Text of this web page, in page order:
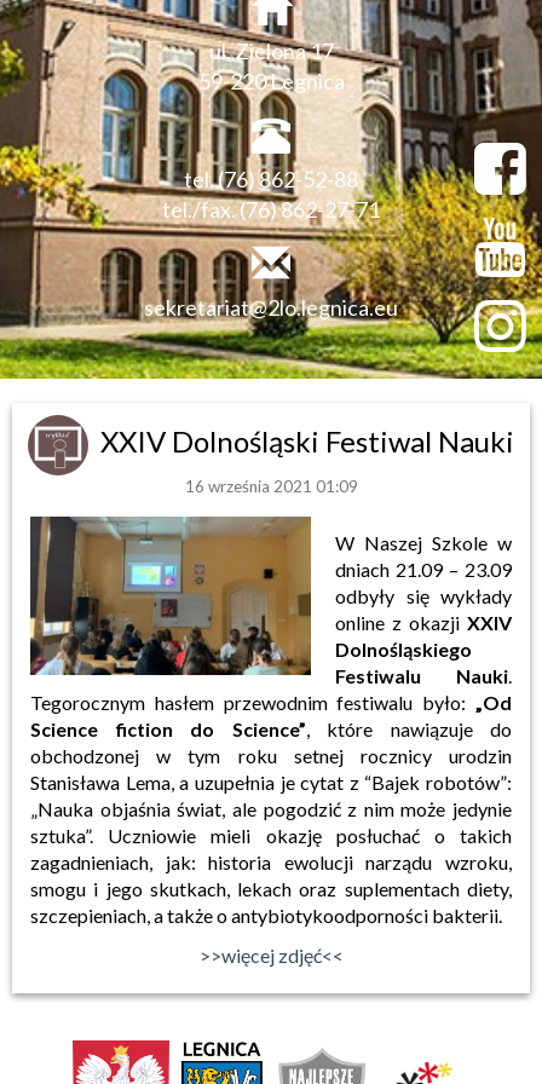
ul. Zielona 17
59-220 Legnica
tel. (76) 862-52-88
tel./fax. (76) 862-27-71
sekretariat@2lo.legnica.eu
XXIV Dolnośląski Festiwal Nauki
16 września 2021 01:09
W Naszej Szkole w
dniach 21.09 – 23.09
odbyły się wykłady
online z okazji XXIV
Dolnośląskiego
Festiwalu Nauki.
Tegorocznym hasłem przewodnim festiwalu było: „Od
Science fiction do Science”, które nawiązuje do
obchodzonej w tym roku setnej rocznicy urodzin
Stanisława Lema, a uzupełnia je cytat z “Bajek robotów”:
„Nauka objaśnia świat, ale pogodzić z nim może jedynie
sztuka”. Uczniowie mieli okazję posłuchać o takich
zagadnieniach, jak: historia ewolucji narządu wzroku,
smogu i jego skutkach, lekach oraz suplementach diety,
szczepieniach, a także o antybiotykoodporności bakterii.
>>więcej zdjęć<<